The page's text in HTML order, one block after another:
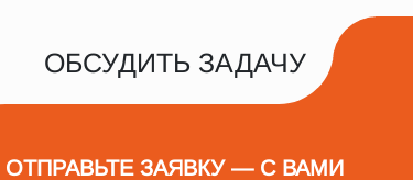
ОБСУДИТЬ ЗАДАЧУ
ОТПРАВЬТЕ ЗАЯВКУ — С ВАМИ